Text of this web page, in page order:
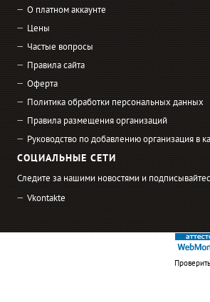
О платном аккаунте
Цены
Частые вопросы
Правила сайта
Оферта
Политика обработки персональных данных
Правила размещения организаций
Руководство по добавлению организация в
СОЦИАЛЬНЫЕ СЕТИ
Следите за нашими новостями и
Vkontakte